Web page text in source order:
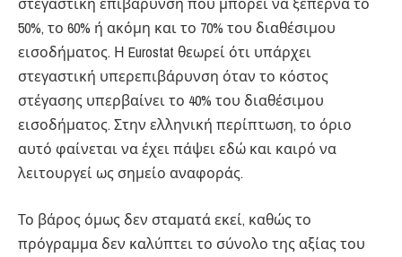
στεγαστική επιβάρυνση που μπορεί να ξεπερνά το
50%, το 60% ή ακόμη και το 70% του διαθέσιμου
εισοδήματος. Η Eurostat θεωρεί ότι υπάρχει
στεγαστική υπερεπιβάρυνση όταν το κόστος
στέγασης υπερβαίνει το 40% του διαθέσιμου
εισοδήματος. Στην ελληνική περίπτωση, το όριο
αυτό φαίνεται να έχει πάψει εδώ και καιρό να
λειτουργεί ως σημείο αναφοράς.
Το βάρος όμως δεν σταματά εκεί, καθώς το
πρόγραμμα δεν καλύπτει το σύνολο της αξίας του